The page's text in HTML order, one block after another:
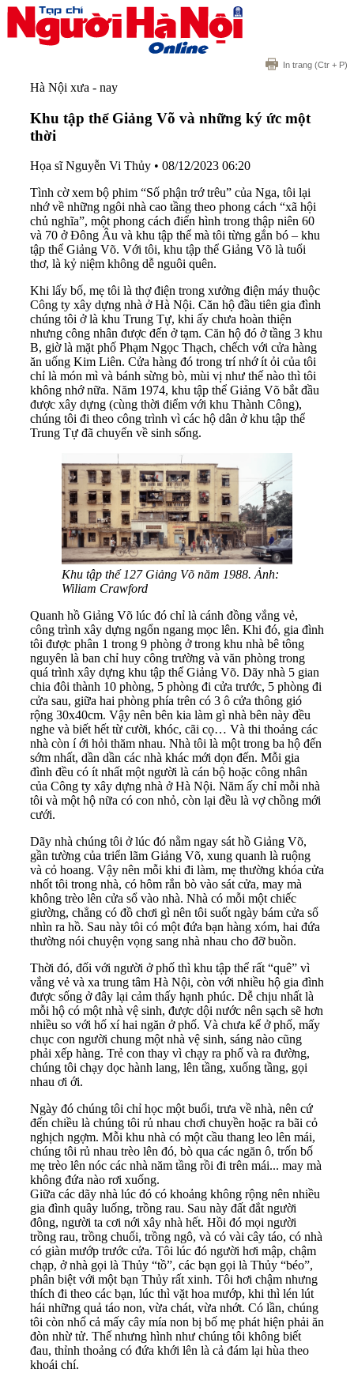
In trang (Ctr + P)
Hà Nội xưa - nay
Khu tập thể Giảng Võ và những ký ức một
thời
Họa sĩ Nguyễn Vi Thủy • 08/12/2023 06:20
Tình cờ xem bộ phim “Số phận trớ trêu” của Nga, tôi lại
nhớ về những ngôi nhà cao tầng theo phong cách “xã hội
chủ nghĩa”, một phong cách điển hình trong thập niên 60
và 70 ở Đông Âu và khu tập thể mà tôi từng gắn bó – khu
tập thể Giảng Võ. Với tôi, khu tập thể Giảng Võ là tuổi
thơ, là kỷ niệm không dễ nguôi quên.
Khi lấy bố, mẹ tôi là thợ điện trong xưởng điện máy thuộc
Công ty xây dựng nhà ở Hà Nội. Căn hộ đầu tiên gia đình
chúng tôi ở là khu Trung Tự, khi ấy chưa hoàn thiện
nhưng công nhân được đến ở tạm. Căn hộ đó ở tầng 3 khu
B, giờ là mặt phố Phạm Ngọc Thạch, chếch với cửa hàng
ăn uống Kim Liên. Cửa hàng đó trong trí nhớ ít ỏi của tôi
chỉ là món mì và bánh sừng bò, mùi vị như thế nào thì tôi
không nhớ nữa. Năm 1974, khu tập thể Giảng Võ bắt đầu
được xây dựng (cùng thời điểm với khu Thành Công),
chúng tôi đi theo công trình vì các hộ dân ở khu tập thể
Trung Tự đã chuyển về sinh sống.
Khu tập thể 127 Giảng Võ năm 1988. Ảnh:
Wiliam Crawford
Quanh hồ Giảng Võ lúc đó chỉ là cánh đồng vắng vẻ,
công trình xây dựng ngổn ngang mọc lên. Khi đó, gia đình
tôi được phân 1 trong 9 phòng ở trong khu nhà bê tông
nguyên là ban chỉ huy công trường và văn phòng trong
quá trình xây dựng khu tập thể Giảng Võ. Dãy nhà 5 gian
chia đôi thành 10 phòng, 5 phòng đi cửa trước, 5 phòng đi
cửa sau, giữa hai phòng phía trên có 3 ô cửa thông gió
rộng 30x40cm. Vậy nên bên kia làm gì nhà bên này đều
nghe và biết hết từ cười, khóc, cãi cọ… Và thi thoảng các
nhà còn í ới hỏi thăm nhau. Nhà tôi là một trong ba hộ đến
sớm nhất, dần dần các nhà khác mới dọn đến. Mỗi gia
đình đều có ít nhất một người là cán bộ hoặc công nhân
của Công ty xây dựng nhà ở Hà Nội. Năm ấy chỉ mỗi nhà
tôi và một hộ nữa có con nhỏ, còn lại đều là vợ chồng mới
cưới.
Dãy nhà chúng tôi ở lúc đó nằm ngay sát hồ Giảng Võ,
gần tường của triển lãm Giảng Võ, xung quanh là ruộng
và cỏ hoang. Vậy nên mỗi khi đi làm, mẹ thường khóa cửa
nhốt tôi trong nhà, có hôm rắn bò vào sát cửa, may mà
không trèo lên cửa sổ vào nhà. Nhà có mỗi một chiếc
giường, chẳng có đồ chơi gì nên tôi suốt ngày bám cửa sổ
nhìn ra hồ. Sau này tôi có một đứa bạn hàng xóm, hai đứa
thường nói chuyện vọng sang nhà nhau cho đỡ buồn.
Thời đó, đối với người ở phố thì khu tập thể rất “quê” vì
vắng vẻ và xa trung tâm Hà Nội, còn với nhiều hộ gia đình
được sống ở đây lại cảm thấy hạnh phúc. Dễ chịu nhất là
mỗi hộ có một nhà vệ sinh, được dội nước nên sạch sẽ hơn
nhiều so với hố xí hai ngăn ở phố. Và chưa kể ở phố, mấy
chục con người chung một nhà vệ sinh, sáng nào cũng
phải xếp hàng. Trẻ con thay vì chạy ra phố và ra đường,
chúng tôi chạy dọc hành lang, lên tầng, xuống tầng, gọi
nhau ơi ới.
Ngày đó chúng tôi chỉ học một buổi, trưa về nhà, nên cứ
đến chiều là chúng tôi rủ nhau chơi chuyền hoặc ra bãi cỏ
nghịch ngợm. Mỗi khu nhà có một cầu thang leo lên mái,
chúng tôi rủ nhau trèo lên đó, bò qua các ngăn ô, trốn bố
mẹ trèo lên nóc các nhà năm tầng rồi đi trên mái... may mà
không đứa nào rơi xuống.
Giữa các dãy nhà lúc đó có khoảng không rộng nên nhiều
gia đình quây luống, trồng rau. Sau này đất đắt người
đông, người ta cơi nới xây nhà hết. Hồi đó mọi người
trồng rau, trồng chuối, trồng ngô, và có vài cây táo, có nhà
có giàn mướp trước cửa. Tôi lúc đó người hơi mập, chậm
chạp, ở nhà gọi là Thủy “tồ”, các bạn gọi là Thủy “béo”,
phân biệt với một bạn Thủy rất xinh. Tôi hơi chậm nhưng
thích đi theo các bạn, lúc thì vặt hoa mướp, khi thì lén lút
hái những quả táo non, vừa chát, vừa nhớt. Có lần, chúng
tôi còn nhổ cả mấy cây mía non bị bố mẹ phát hiện phải ăn
đòn nhừ tử. Thế nhưng hình như chúng tôi không biết
đau, thỉnh thoảng có đứa khới lên là cả đám lại hùa theo
khoái chí.